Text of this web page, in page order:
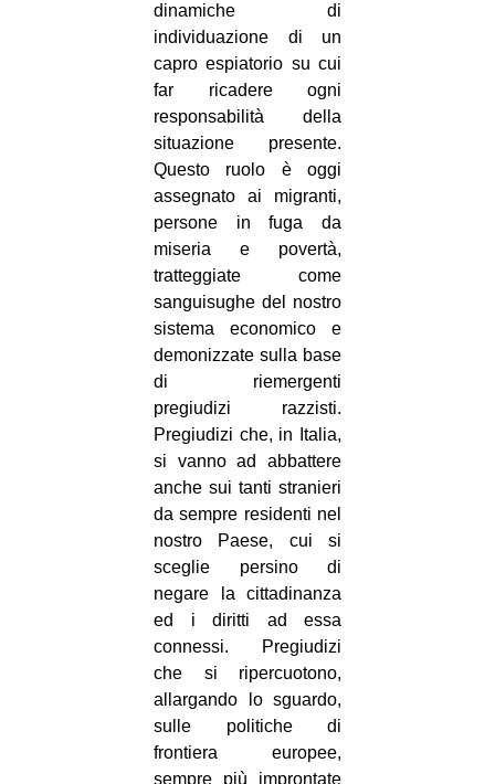
dinamiche di
individuazione di un
capro espiatorio su cui
far ricadere ogni
responsabilità della
situazione presente.
Questo ruolo è oggi
assegnato ai migranti,
persone in fuga da
miseria e povertà,
tratteggiate come
sanguisughe del nostro
sistema economico e
demonizzate sulla base
di riemergenti
pregiudizi razzisti.
Pregiudizi che, in Italia,
si vanno ad abbattere
anche sui tanti stranieri
da sempre residenti nel
nostro Paese, cui si
sceglie persino di
negare la cittadinanza
ed i diritti ad essa
connessi. Pregiudizi
che si ripercuotono,
allargando lo sguardo,
sulle politiche di
frontiera europee,
sempre più improntate